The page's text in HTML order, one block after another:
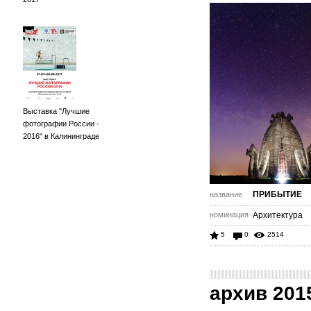
Выставка "Лучшие
фотографии России -
2016" в Калининграде
название ПРИБЫТИЕ
номинация Архитектура
5 0 2514
архив